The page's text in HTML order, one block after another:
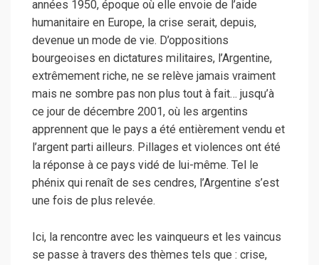
années 1950, époque où elle envoie de l’aide
humanitaire en Europe, la crise serait, depuis,
devenue un mode de vie. D’oppositions
bourgeoises en dictatures militaires, l’Argentine,
extrêmement riche, ne se relève jamais vraiment
mais ne sombre pas non plus tout à fait… jusqu’à
ce jour de décembre 2001, où les argentins
apprennent que le pays a été entièrement vendu et
l’argent parti ailleurs. Pillages et violences ont été
la réponse à ce pays vidé de lui-même. Tel le
phénix qui renaît de ses cendres, l’Argentine s’est
une fois de plus relevée.
Ici, la rencontre avec les vainqueurs et les vaincus
se passe à travers des thèmes tels que : crise,